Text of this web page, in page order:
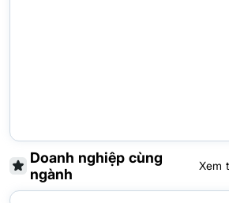
Doanh nghiệp cùng
ngành
Xem